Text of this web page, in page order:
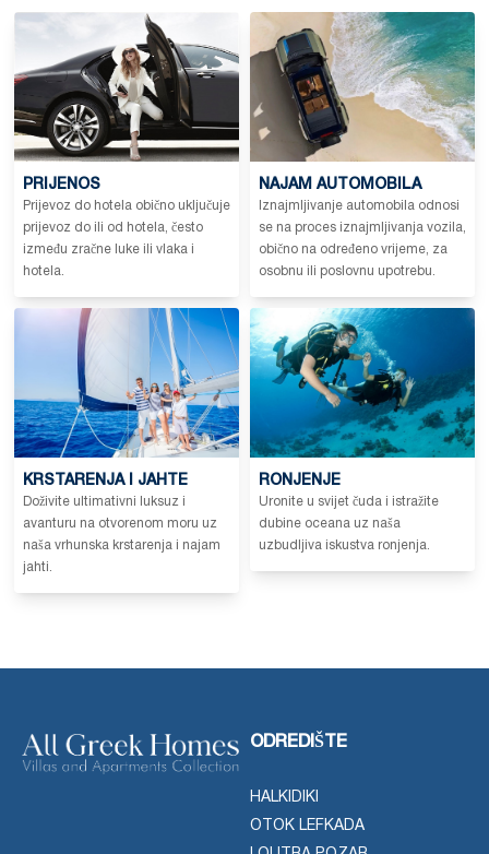
PRIJENOS
Prijevoz do hotela obično uključuje
prijevoz do ili od hotela, često
između zračne luke ili vlaka i
hotela.
NAJAM AUTOMOBILA
Iznajmljivanje automobila odnosi
se na proces iznajmljivanja vozila,
obično na određeno vrijeme, za
osobnu ili poslovnu upotrebu.
KRSTARENJA I JAHTE
Doživite ultimativni luksuz i
avanturu na otvorenom moru uz
naša vrhunska krstarenja i najam
jahti.
RONJENJE
Uronite u svijet čuda i istražite
dubine oceana uz naša
uzbudljiva iskustva ronjenja.
ODREDIŠTE
HALKIDIKI
OTOK LEFKADA